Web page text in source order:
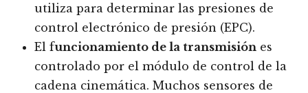
utiliza para determinar las presiones de
control electrónico de presión (EPC).
El funcionamiento de la transmisión es
controlado por el módulo de control de la
cadena cinemática. Muchos sensores de